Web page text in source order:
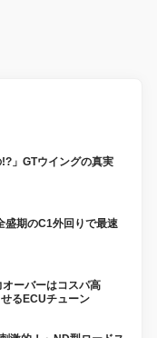
!?」GTウイングの真実
盛期のC1外回りで最速
オーバーはコスパ高
るECUチューン